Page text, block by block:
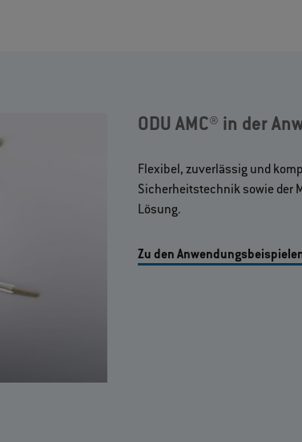
ODU AMC® in der
Flexibel, zuverlässig und
Sicherheitstechnik sowie der
Lösung.
Zu den